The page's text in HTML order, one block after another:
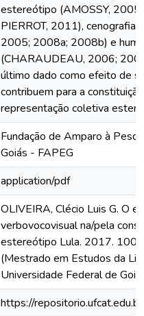
estereótipo (AMOSSY,
PIERROT, 2011),
2005; 2008a; 2008b) e
(CHARAUDEAU, 2006;
último dado como efeito de
contribuem para a
representação coletiva
Fundação de Amparo à
Goiás - FAPEG
application/pdf
OLIVEIRA, Clécio Luis G. O
verbovocovisual na/pela
estereótipo Lula. 2017. 100
(Mestrado em Estudos da
Universidade Federal de
https://